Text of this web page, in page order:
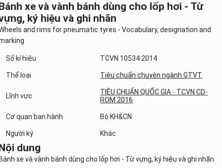
xe và vành bánh dùng cho lốp hơi - Từ
ký hiệu và ghi nhãn
and rims for pneumatic tyres - Vocabulary, designation and
Số kí hiệu TCVN 10534:2014
Thể loại Tiêu chuẩn chuyên ngành GTVT
Lĩnh vực
TIÊU CHUẨN QUỐC GIA - TCVN CD-
ROM 2016
Cơ quan ban hành Bộ KH&CN
Người ký Khác
dung
xe và vành bánh dùng cho lốp hơi - Từ vựng, ký hiệu và ghi nhãn